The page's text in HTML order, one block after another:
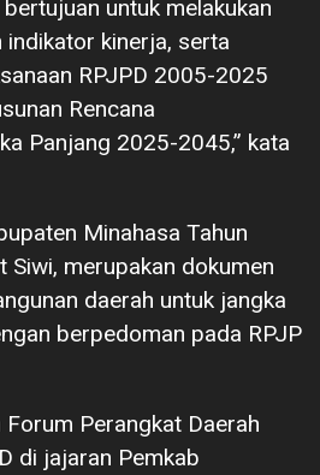
untuk melakukan
kinerja, serta
RPJPD 2005-2025
Rencana
Panjang 2025-2045,” kata
Minahasa Tahun
merupakan dokumen
daerah untuk jangka
berpedoman pada RPJP
Perangkat Daerah
di jajaran Pemkab